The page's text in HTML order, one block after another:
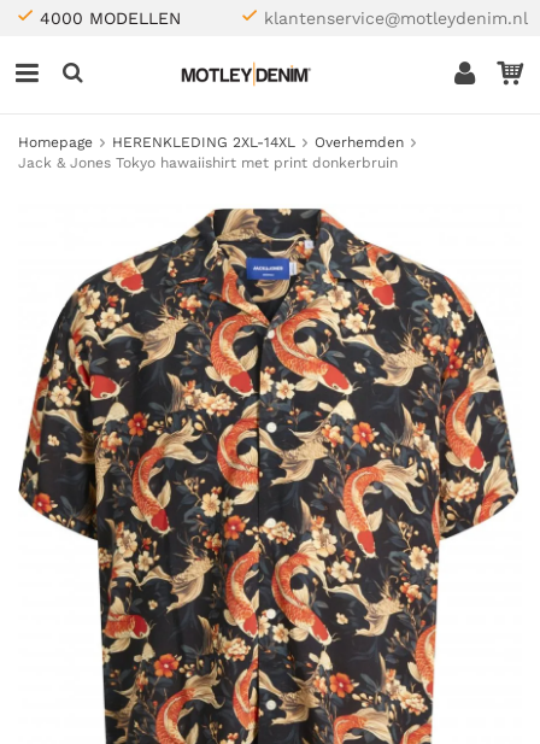
4000 MODELLEN klantenservice@motleydenim.nl
Homepage HERENKLEDING 2XL-14XL
Overhemden
Jack & Jones Tokyo hawaiishirt met print donkerbruin